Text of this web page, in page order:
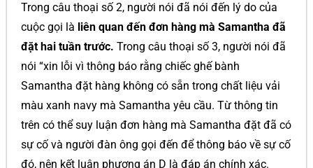
Trong câu thoại số 2, người nói đã nói đến lý do của
cuộc gọi là liên quan đến đơn hàng mà Samantha đã
đặt hai tuần trước. Trong câu thoại số 3, người nói đã
nói “xin lỗi vì thông báo rằng chiếc ghế bành
Samantha đặt hàng không có sẵn trong chất liệu vải
màu xanh navy mà Samantha yêu cầu. Từ thông tin
trên có thể suy luận đơn hàng mà Samantha đặt đã có
sự cố và người đàn ông gọi đến để thông báo về sự cố
đó, nên kết luận phương án D là đáp án chính xác.